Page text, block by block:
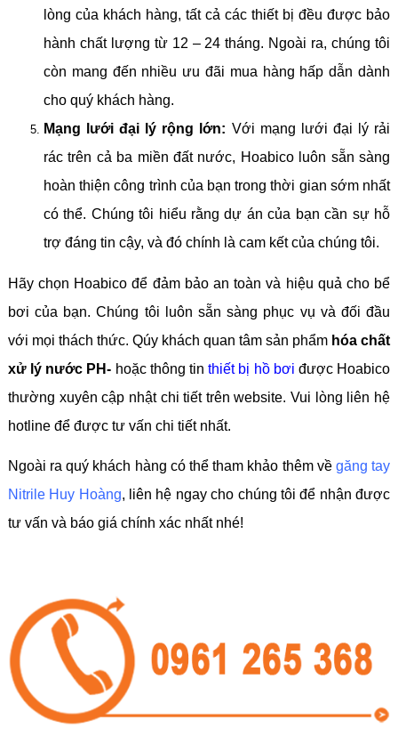
lòng của khách hàng, tất cả các thiết bị đều được bảo
hành chất lượng từ 12 – 24 tháng. Ngoài ra, chúng tôi
còn mang đến nhiều ưu đãi mua hàng hấp dẫn dành
cho quý khách hàng.
Mạng lưới đại lý rộng lớn: Với mạng lưới đại lý rải
rác trên cả ba miền đất nước, Hoabico luôn sẵn sàng
hoàn thiện công trình của bạn trong thời gian sớm nhất
có thể. Chúng tôi hiểu rằng dự án của bạn cần sự hỗ
trợ đáng tin cậy, và đó chính là cam kết của chúng tôi.
Hãy chọn Hoabico để đảm bảo an toàn và hiệu quả cho bể
bơi của bạn. Chúng tôi luôn sẵn sàng phục vụ và đối đầu
với mọi thách thức. Qúy khách quan tâm sản phẩm hóa chất
xử lý nước PH- hoặc thông tinthiết bị hồ bơi được Hoabico
thường xuyên cập nhật chi tiết trên website. Vui lòng liên hệ
hotline để được tư vấn chi tiết nhất.
Ngoài ra quý khách hàng có thể tham khảo thêm về găng tay
Nitrile Huy Hoàng, liên hệ ngay cho chúng tôi để nhận được
tư vấn và báo giá chính xác nhất nhé!